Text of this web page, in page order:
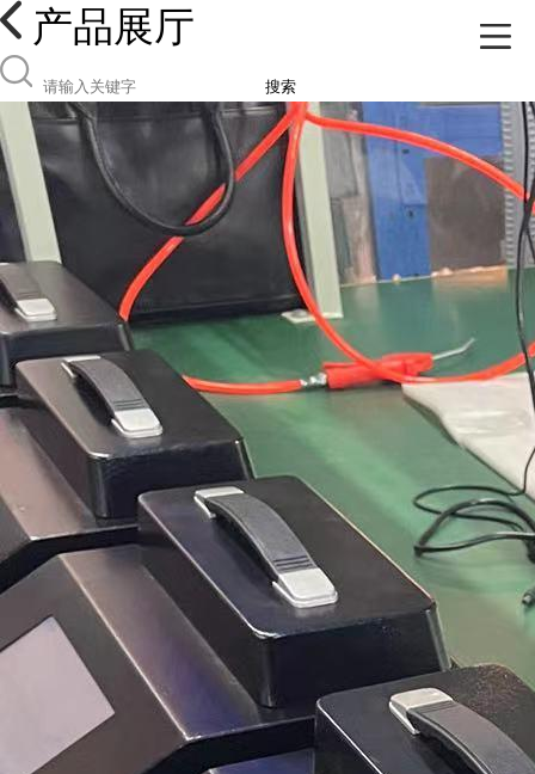
产品展厅
搜索